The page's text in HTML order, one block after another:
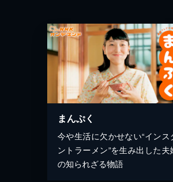
まんぷく
今や生活に欠かせない“インス
ントラーメン”を生み出した夫
の知られざる物語